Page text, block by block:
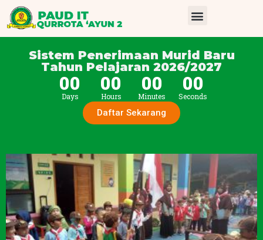
Sistem Penerimaan Murid Baru
Tahun Pelajaran 2026/2027
00
Days
00
Hours
00
Minutes
00
Seconds
Daftar Sekarang